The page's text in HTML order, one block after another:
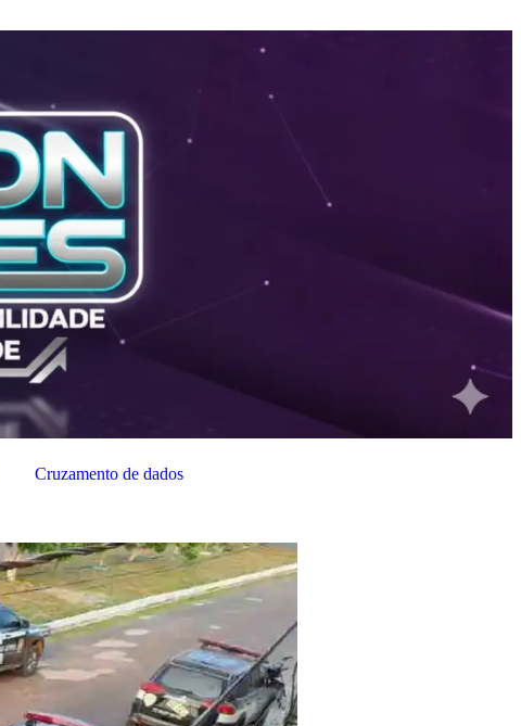
Cruzamento de dados